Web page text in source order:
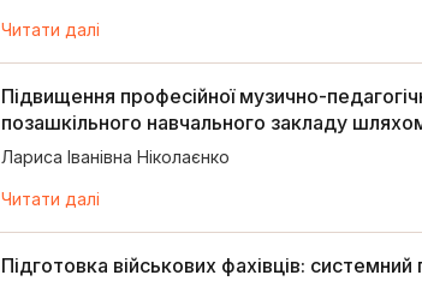
Читати далі
Підвищення професійної музично-
позашкільного навчального закладу шляхом
Лариса Іванівна Ніколаєнко
Читати далі
Підготовка військових фахівців: системний